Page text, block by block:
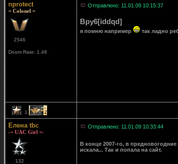
nprotect
= Colonel =
2546
Doom Rate: 1.48
Отправлено: 11.01.09 10:15:37
Bpy6[iddqd]
я помню например так ладно
1 2
Елена tbc
-= UAC Girl =-
132
Отправлено: 11.01.09 10:33:44
В конце 2007-го, в
искала... Так и попала на сайт.